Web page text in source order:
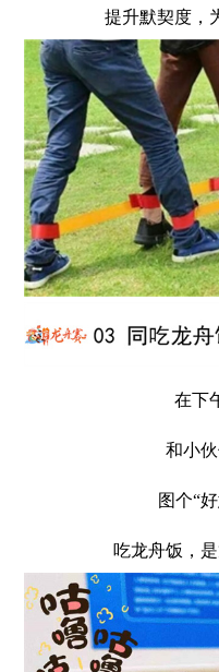
提升默契度，
在下
和小
图个“
吃龙舟饭，